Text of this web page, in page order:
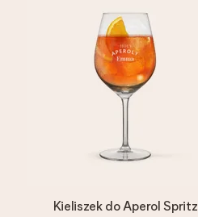
Kieliszek do Aperol Spritz